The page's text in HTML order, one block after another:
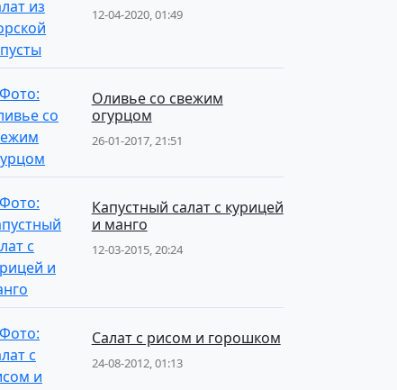
12-04-2020, 01:49
Оливье со свежим
огурцом
26-01-2017, 21:51
Капустный салат с курицей
и манго
12-03-2015, 20:24
Салат с рисом и горошком
24-08-2012, 01:13